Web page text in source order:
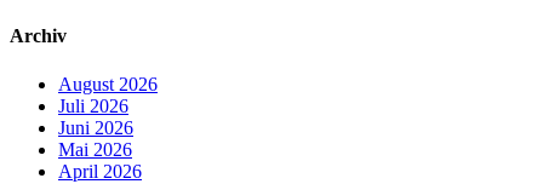
Archiv
August 2026
Juli 2026
Juni 2026
Mai 2026
April 2026